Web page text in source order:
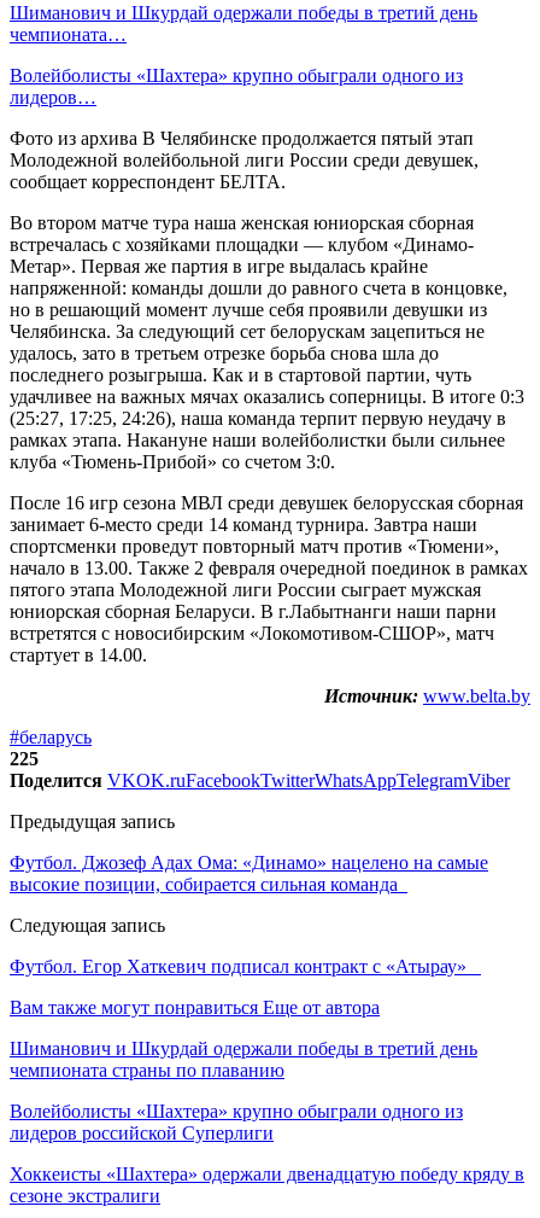
Шиманович и Шкурдай одержали победы в третий день
чемпионата…
Волейболисты «Шахтера» крупно обыграли одного из
лидеров…
Фото из архива В Челябинске продолжается пятый этап
Молодежной волейбольной лиги России среди девушек,
сообщает корреспондент БЕЛТА.
Во втором матче тура наша женская юниорская сборная
встречалась с хозяйками площадки — клубом «Динамо-
Метар». Первая же партия в игре выдалась крайне
напряженной: команды дошли до равного счета в концовке,
но в решающий момент лучше себя проявили девушки из
Челябинска. За следующий сет белорускам зацепиться не
удалось, зато в третьем отрезке борьба снова шла до
последнего розыгрыша. Как и в стартовой партии, чуть
удачливее на важных мячах оказались соперницы. В итоге 0:3
(25:27, 17:25, 24:26), наша команда терпит первую неудачу в
рамках этапа. Накануне наши волейболистки были сильнее
клуба «Тюмень-Прибой» со счетом 3:0.
После 16 игр сезона МВЛ среди девушек белорусская сборная
занимает 6-место среди 14 команд турнира. Завтра наши
спортсменки проведут повторный матч против «Тюмени»,
начало в 13.00. Также 2 февраля очередной поединок в рамках
пятого этапа Молодежной лиги России сыграет мужская
юниорская сборная Беларуси. В г.Лабытнанги наши парни
встретятся с новосибирским «Локомотивом-СШОР», матч
стартует в 14.00.
Источник: www.belta.by
#беларусь
225
Поделится VKOK.ruFacebookTwitterWhatsAppTelegramViber
Предыдущая запись
Футбол. Джозеф Адах Ома: «Динамо» нацелено на самые
высокие позиции, собирается сильная команда
Следующая запись
Футбол. Егор Хаткевич подписал контракт с «Атырау»
Вам также могут понравиться Еще от автора
Шиманович и Шкурдай одержали победы в третий день
чемпионата страны по плаванию
Волейболисты «Шахтера» крупно обыграли одного из
лидеров российской Суперлиги
Хоккеисты «Шахтера» одержали двенадцатую победу кряду в
сезоне экстралиги